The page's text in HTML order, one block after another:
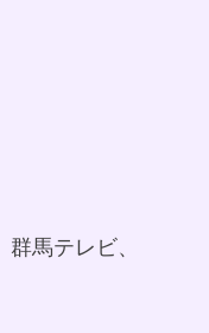
馬テレビ、